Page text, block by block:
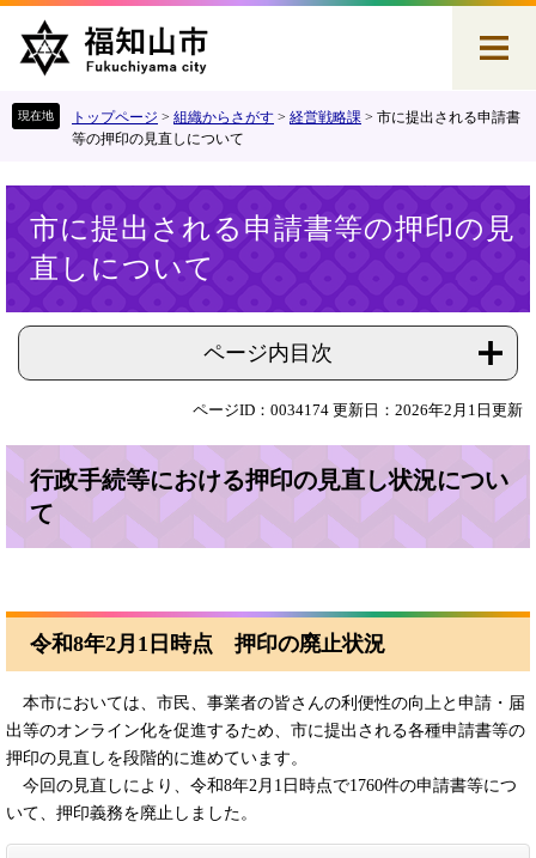
す
し
トップページ > 組織からさがす > 経営戦略課 > 市に提出される申請書
等の押印の見直しについて
市に提出される申請書等の押印の見
直しについて
ページ内目次
ページID：0034174 更新日：2026年2月1日更新
行政手続等における押印の見直し状況につい
て
令和8年2月1日時点 押印の廃止状況
本市においては、市民、事業者の皆さんの利便性の向上と申請・届
出等のオンライン化を促進するため、市に提出される各種申請書等の
押印の見直しを段階的に進めています。
今回の見直しにより、令和8年2月1日時点で1760件の申請書等につ
いて、押印義務を廃止しました。